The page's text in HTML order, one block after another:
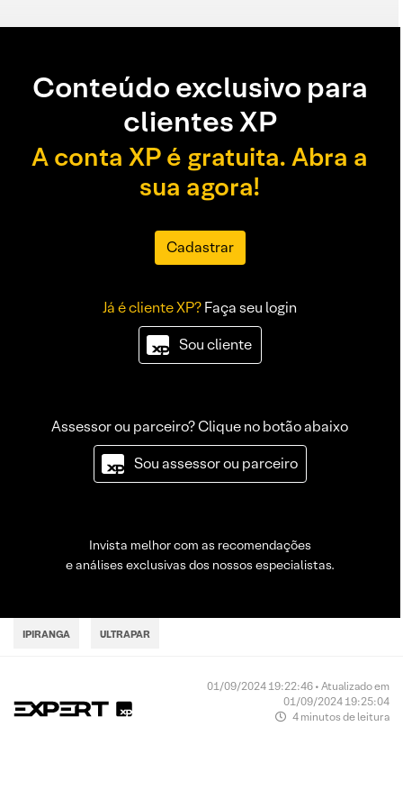
Conteúdo exclusivo para
clientes XP
A conta XP é gratuita. Abra a
sua agora!
Cadastrar
Já é cliente XP?Faça seu login
Sou cliente
Assessor ou parceiro? Clique no botão abaixo
Sou assessor ou parceiro
Invista melhor com as recomendações
e análises exclusivas dos nossos especialistas.
IPIRANGA ULTRAPAR
01/09/2024 19:22:46 • Atualizado em
01/09/2024 19:25:04
4 minutos de leitura